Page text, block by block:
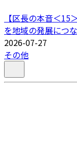
【区長の本音＜
を地域の発展につな
2026-07-27
その他